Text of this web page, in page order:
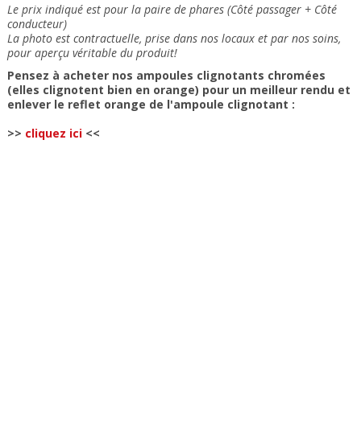
Le prix indiqué est pour la paire de phares (Côté passager + Côté
conducteur)
La photo est contractuelle, prise dans nos locaux et par nos soins,
pour aperçu véritable du produit!
Pensez à acheter nos ampoules clignotants chromées
(elles clignotent bien en orange) pour un meilleur rendu et
enlever le reflet orange de l'ampoule clignotant :
>> cliquez ici <<